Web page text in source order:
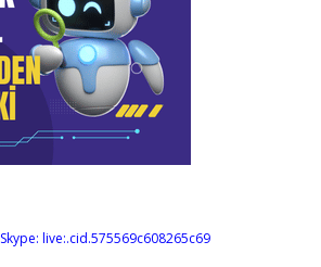
Skype: live:.cid.575569c608265c69